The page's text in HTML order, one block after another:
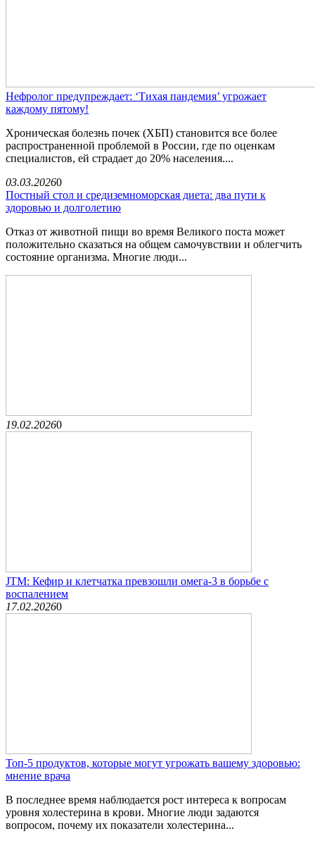
Нефролог предупреждает: ‘Тихая пандемия’ угрожает
каждому пятому!
Хроническая болезнь почек (ХБП) становится все более
распространенной проблемой в России, где по оценкам
специалистов, ей страдает до 20% населения....
03.03.20260
Постный стол и средиземноморская диета: два пути к
здоровью и долголетию
Отказ от животной пищи во время Великого поста может
положительно сказаться на общем самочувствии и облегчить
состояние организма. Многие люди...
19.02.20260
JTM: Кефир и клетчатка превзошли омега-3 в борьбе с
воспалением
17.02.20260
Топ-5 продуктов, которые могут угрожать вашему здоровью:
мнение врача
В последнее время наблюдается рост интереса к вопросам
уровня холестерина в крови. Многие люди задаются
вопросом, почему их показатели холестерина...